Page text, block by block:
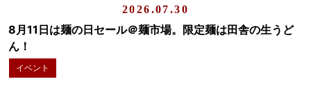
2026.07.30
8月11日は麺の日セール＠麺市場。限定麺は田舎の生うど
ん！
イベント